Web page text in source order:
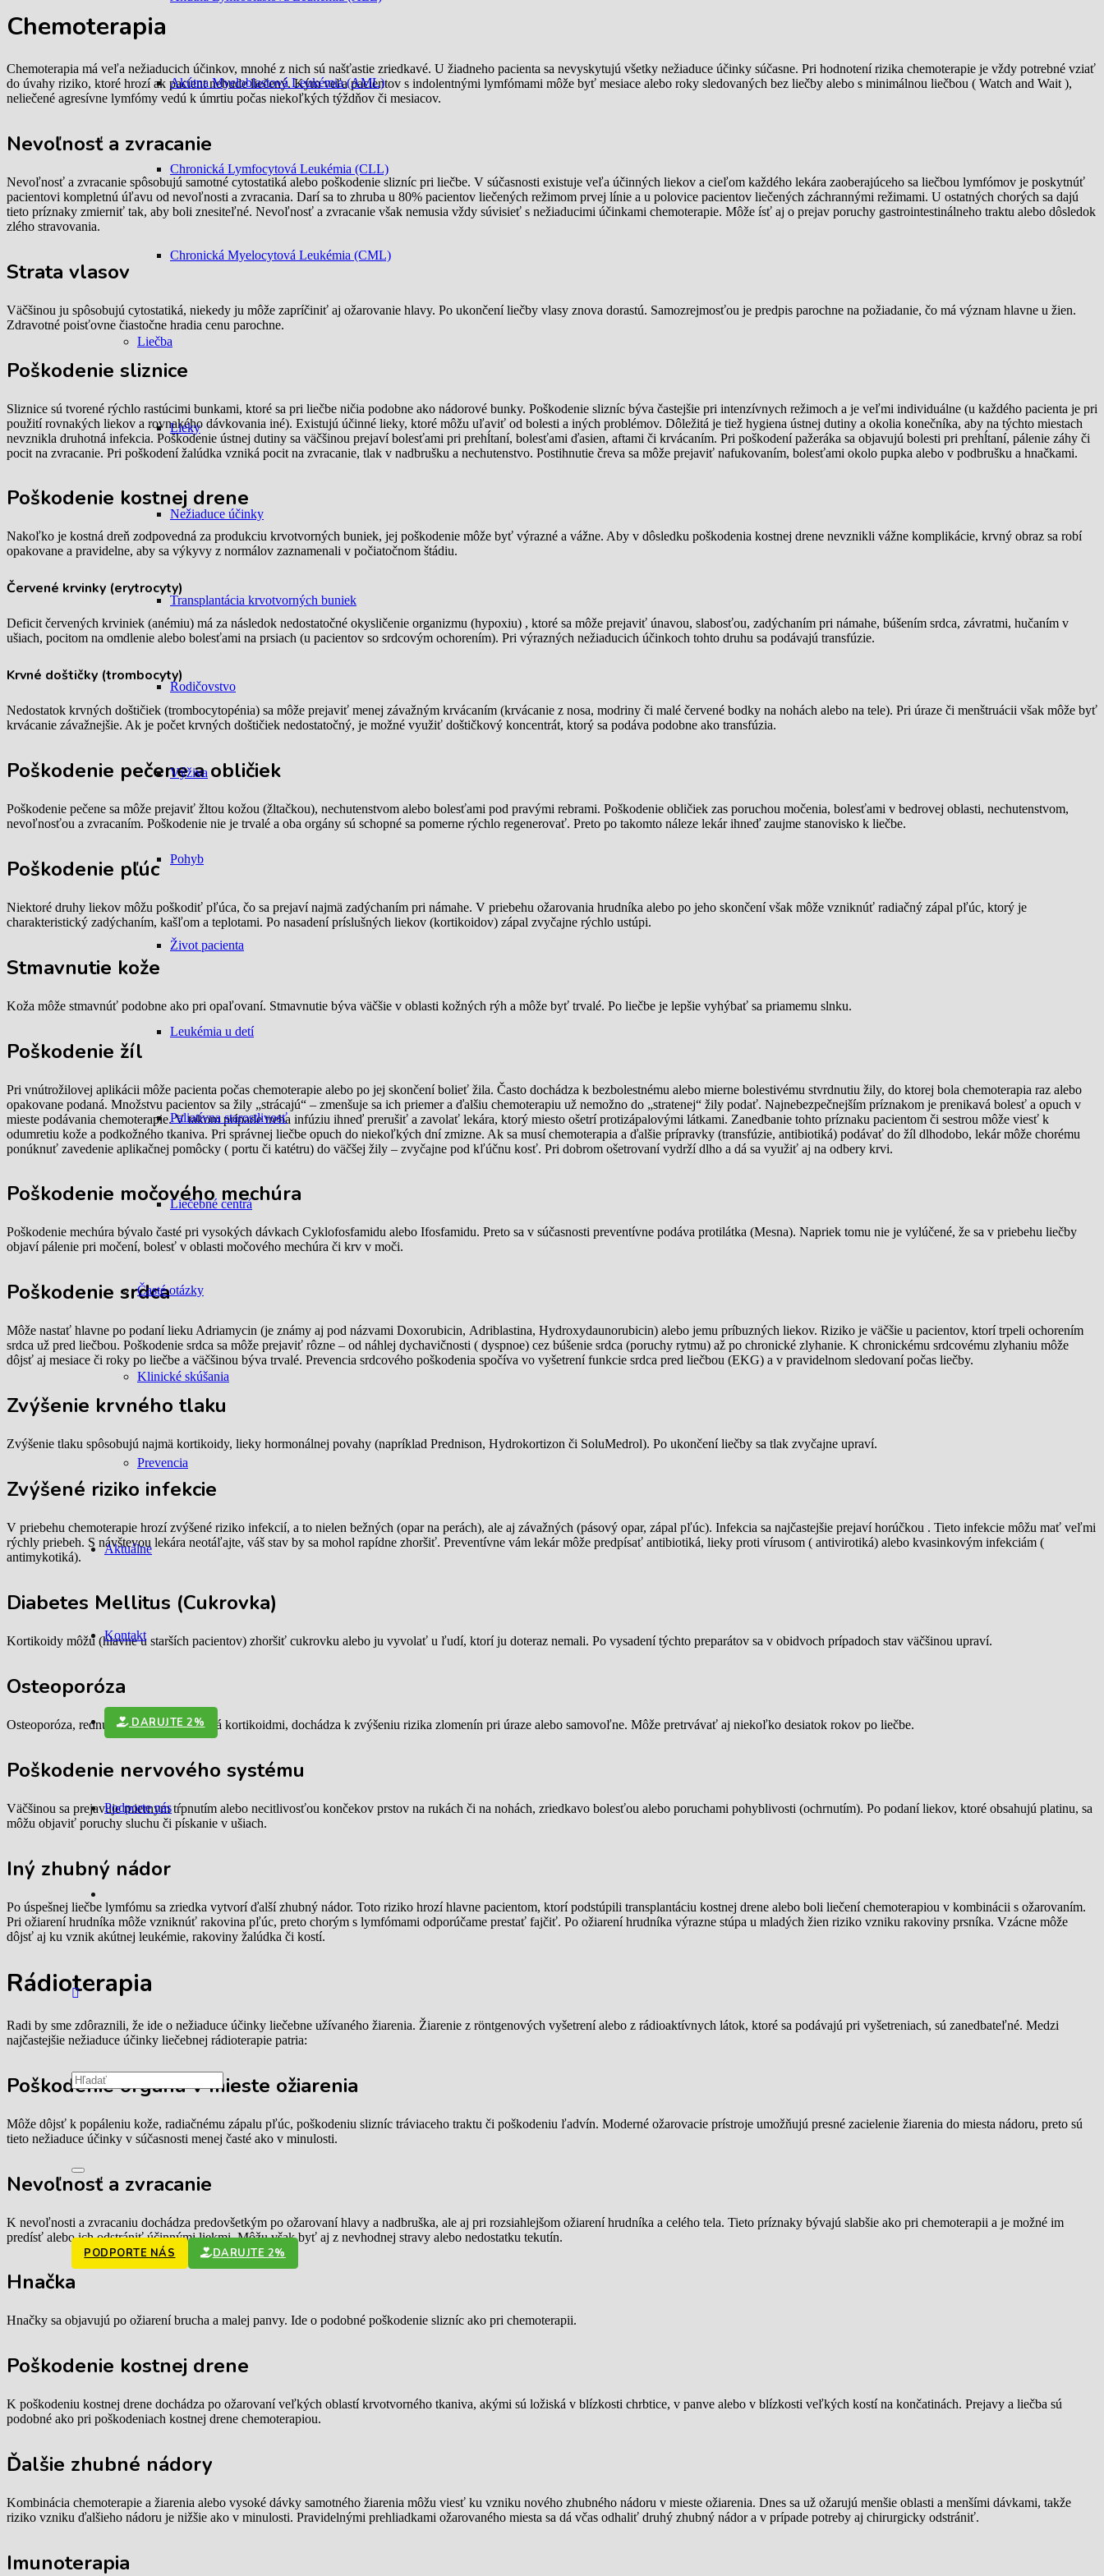
Akútna Myeloblastová Leukémia (AML)
Chronická Lymfocytová Leukémia (CLL)
Chronická Myelocytová Leukémia (CML)
Liečba
Lieky
Nežiaduce účinky
Transplantácia krvotvorných buniek
Rodičovstvo
Výživa
Pohyb
Život pacienta
Leukémia u detí
Paliatívna starostlivosť
Liečebné centrá
Časté otázky
Klinické skúšania
Prevencia
Aktuálne
Kontakt
DARUJTE 2%
Podporte nás
PODPORTE NÁS DARUJTE 2%
Chemoterapia
Chemoterapia má veľa nežiaducich účinkov, mnohé z nich sú našťastie zriedkavé. U žiadneho pacienta sa nevyskytujú všetky nežiaduce účinky súčasne. Pri hodnotení rizika chemoterapie je vždy potrebné vziať
do úvahy riziko, ktoré hrozí ak pacient nebude liečený. Kým veľa pacientov s indolentnými lymfómami môže byť mesiace alebo roky sledovaných bez liečby alebo s minimálnou liečbou ( Watch and Wait ),
neliečené agresívne lymfómy vedú k úmrtiu počas niekoľkých týždňov či mesiacov.
Nevoľnosť a zvracanie
Nevoľnosť a zvracanie spôsobujú samotné cytostatiká alebo poškodenie slizníc pri liečbe. V súčasnosti existuje veľa účinných liekov a cieľom každého lekára zaoberajúceho sa liečbou lymfómov je poskytnúť
pacientovi kompletnú úľavu od nevoľnosti a zvracania. Darí sa to zhruba u 80% pacientov liečených režimom prvej línie a u polovice pacientov liečených záchrannými režimami. U ostatných chorých sa dajú
tieto príznaky zmierniť tak, aby boli znesiteľné. Nevoľnosť a zvracanie však nemusia vždy súvisieť s nežiaducimi účinkami chemoterapie. Môže ísť aj o prejav poruchy gastrointestinálneho traktu alebo dôsledok
zlého stravovania.
Strata vlasov
Väčšinou ju spôsobujú cytostatiká, niekedy ju môže zapríčiniť aj ožarovanie hlavy. Po ukončení liečby vlasy znova dorastú. Samozrejmosťou je predpis parochne na požiadanie, čo má význam hlavne u žien.
Zdravotné poisťovne čiastočne hradia cenu parochne.
Poškodenie sliznice
Sliznice sú tvorené rýchlo rastúcimi bunkami, ktoré sa pri liečbe ničia podobne ako nádorové bunky. Poškodenie slizníc býva častejšie pri intenzívnych režimoch a je veľmi individuálne (u každého pacienta je pri
použití rovnakých liekov a rovnakého dávkovania iné). Existujú účinné lieky, ktoré môžu uľaviť od bolesti a iných problémov. Dôležitá je tiež hygiena ústnej dutiny a okolia konečníka, aby na týchto miestach
nevznikla druhotná infekcia. Poškodenie ústnej dutiny sa väčšinou prejaví bolesťami pri prehĺtaní, bolesťami ďasien, aftami či krvácaním. Pri poškodení pažeráka sa objavujú bolesti pri prehĺtaní, pálenie záhy či
pocit na zvracanie. Pri poškodení žalúdka vzniká pocit na zvracanie, tlak v nadbrušku a nechutenstvo. Postihnutie čreva sa môže prejaviť nafukovaním, bolesťami okolo pupka alebo v podbrušku a hnačkami.
Poškodenie kostnej drene
Nakoľko je kostná dreň zodpovedná za produkciu krvotvorných buniek, jej poškodenie môže byť výrazné a vážne. Aby v dôsledku poškodenia kostnej drene nevznikli vážne komplikácie, krvný obraz sa robí
opakovane a pravidelne, aby sa výkyvy z normálov zaznamenali v počiatočnom štádiu.
Červené krvinky (erytrocyty)
Deficit červených krviniek (anémiu) má za následok nedostatočné okysličenie organizmu (hypoxiu) , ktoré sa môže prejaviť únavou, slabosťou, zadýchaním pri námahe, búšením srdca, závratmi, hučaním v
ušiach, pocitom na omdlenie alebo bolesťami na prsiach (u pacientov so srdcovým ochorením). Pri výrazných nežiaducich účinkoch tohto druhu sa podávajú transfúzie.
Krvné doštičky (trombocyty)
Nedostatok krvných doštičiek (trombocytopénia) sa môže prejaviť menej závažným krvácaním (krvácanie z nosa, modriny či malé červené bodky na nohách alebo na tele). Pri úraze či menštruácii však môže byť
krvácanie závažnejšie. Ak je počet krvných doštičiek nedostatočný, je možné využiť doštičkový koncentrát, ktorý sa podáva podobne ako transfúzia.
Poškodenie pečene a obličiek
Poškodenie pečene sa môže prejaviť žltou kožou (žltačkou), nechutenstvom alebo bolesťami pod pravými rebrami. Poškodenie obličiek zas poruchou močenia, bolesťami v bedrovej oblasti, nechutenstvom,
nevoľnosťou a zvracaním. Poškodenie nie je trvalé a oba orgány sú schopné sa pomerne rýchlo regenerovať. Preto po takomto náleze lekár ihneď zaujme stanovisko k liečbe.
Poškodenie pľúc
Niektoré druhy liekov môžu poškodiť pľúca, čo sa prejaví najmä zadýchaním pri námahe. V priebehu ožarovania hrudníka alebo po jeho skončení však môže vzniknúť radiačný zápal pľúc, ktorý je
charakteristický zadýchaním, kašľom a teplotami. Po nasadení príslušných liekov (kortikoidov) zápal zvyčajne rýchlo ustúpi.
Stmavnutie kože
Koža môže stmavnúť podobne ako pri opaľovaní. Stmavnutie býva väčšie v oblasti kožných rýh a môže byť trvalé. Po liečbe je lepšie vyhýbať sa priamemu slnku.
Poškodenie žíl
Pri vnútrožilovej aplikácii môže pacienta počas chemoterapie alebo po jej skončení bolieť žila. Často dochádza k bezbolestnému alebo mierne bolestivému stvrdnutiu žily, do ktorej bola chemoterapia raz alebo
opakovane podaná. Množstvu pacientov sa žily „strácajú“ – zmenšuje sa ich priemer a ďalšiu chemoterapiu už nemožno do „stratenej“ žily podať. Najnebezpečnejším príznakom je prenikavá bolesť a opuch v
mieste podávania chemoterapie. V takom prípade treba infúziu ihneď prerušiť a zavolať lekára, ktorý miesto ošetrí protizápalovými látkami. Zanedbanie tohto príznaku pacientom či sestrou môže viesť k
odumretiu kože a podkožného tkaniva. Pri správnej liečbe opuch do niekoľkých dní zmizne. Ak sa musí chemoterapia a ďalšie prípravky (transfúzie, antibiotiká) podávať do žíl dlhodobo, lekár môže chorému
ponúknuť zavedenie aplikačnej pomôcky ( portu či katétru) do väčšej žily – zvyčajne pod kľúčnu kosť. Pri dobrom ošetrovaní vydrží dlho a dá sa využiť aj na odbery krvi.
Poškodenie močového mechúra
Poškodenie mechúra bývalo časté pri vysokých dávkach Cyklofosfamidu alebo Ifosfamidu. Preto sa v súčasnosti preventívne podáva protilátka (Mesna). Napriek tomu nie je vylúčené, že sa v priebehu liečby
objaví pálenie pri močení, bolesť v oblasti močového mechúra či krv v moči.
Poškodenie srdca
Môže nastať hlavne po podaní lieku Adriamycin (je známy aj pod názvami Doxorubicin, Adriblastina, Hydroxydaunorubicin) alebo jemu príbuzných liekov. Riziko je väčšie u pacientov, ktorí trpeli ochorením
srdca už pred liečbou. Poškodenie srdca sa môže prejaviť rôzne – od náhlej dychavičnosti ( dyspnoe) cez búšenie srdca (poruchy rytmu) až po chronické zlyhanie. K chronickému srdcovému zlyhaniu môže
dôjsť aj mesiace či roky po liečbe a väčšinou býva trvalé. Prevencia srdcového poškodenia spočíva vo vyšetrení funkcie srdca pred liečbou (EKG) a v pravidelnom sledovaní počas liečby.
Zvýšenie krvného tlaku
Zvýšenie tlaku spôsobujú najmä kortikoidy, lieky hormonálnej povahy (napríklad Prednison, Hydrokortizon či SoluMedrol). Po ukončení liečby sa tlak zvyčajne upraví.
Zvýšené riziko infekcie
V priebehu chemoterapie hrozí zvýšené riziko infekcií, a to nielen bežných (opar na perách), ale aj závažných (pásový opar, zápal pľúc). Infekcia sa najčastejšie prejaví horúčkou . Tieto infekcie môžu mať veľmi
rýchly priebeh. S návštevou lekára neotáľajte, váš stav by sa mohol rapídne zhoršiť. Preventívne vám lekár môže predpísať antibiotiká, lieky proti vírusom ( antivirotiká) alebo kvasinkovým infekciám (
antimykotiká).
Diabetes Mellitus (Cukrovka)
Kortikoidy môžu (hlavne u starších pacientov) zhoršiť cukrovku alebo ju vyvolať u ľudí, ktorí ju doteraz nemali. Po vysadení týchto preparátov sa v obidvoch prípadoch stav väčšinou upraví.
Osteoporóza
Osteoporóza, rednutie kostí, je spôsobená kortikoidmi, dochádza k zvýšeniu rizika zlomenín pri úraze alebo samovoľne. Môže pretrvávať aj niekoľko desiatok rokov po liečbe.
Poškodenie nervového systému
Väčšinou sa prejavuje miernym tŕpnutím alebo necitlivosťou končekov prstov na rukách či na nohách, zriedkavo bolesťou alebo poruchami pohyblivosti (ochrnutím). Po podaní liekov, ktoré obsahujú platinu, sa
môžu objaviť poruchy sluchu či pískanie v ušiach.
Iný zhubný nádor
Po úspešnej liečbe lymfómu sa zriedka vytvorí ďalší zhubný nádor. Toto riziko hrozí hlavne pacientom, ktorí podstúpili transplantáciu kostnej drene alebo boli liečení chemoterapiou v kombinácii s ožarovaním.
Pri ožiarení hrudníka môže vzniknúť rakovina pľúc, preto chorým s lymfómami odporúčame prestať fajčiť. Po ožiarení hrudníka výrazne stúpa u mladých žien riziko vzniku rakoviny prsníka. Vzácne môže
dôjsť aj ku vznik akútnej leukémie, rakoviny žalúdka či kostí.
Rádioterapia
Radi by sme zdôraznili, že ide o nežiaduce účinky liečebne užívaného žiarenia. Žiarenie z röntgenových vyšetrení alebo z rádioaktívnych látok, ktoré sa podávajú pri vyšetreniach, sú zanedbateľné. Medzi
najčastejšie nežiaduce účinky liečebnej rádioterapie patria:
Poškodenie orgánu v mieste ožiarenia
Môže dôjsť k popáleniu kože, radiačnému zápalu pľúc, poškodeniu slizníc tráviaceho traktu či poškodeniu ľadvín. Moderné ožarovacie prístroje umožňujú presné zacielenie žiarenia do miesta nádoru, preto sú
tieto nežiaduce účinky v súčasnosti menej časté ako v minulosti.
Nevoľnosť a zvracanie
K nevoľnosti a zvracaniu dochádza predovšetkým po ožarovaní hlavy a nadbruška, ale aj pri rozsiahlejšom ožiarení hrudníka a celého tela. Tieto príznaky bývajú slabšie ako pri chemoterapii a je možné im
predísť alebo ich odstrániť účinnými liekmi. Môžu však byť aj z nevhodnej stravy alebo nedostatku tekutín.
Hnačka
Hnačky sa objavujú po ožiarení brucha a malej panvy. Ide o podobné poškodenie slizníc ako pri chemoterapii.
Poškodenie kostnej drene
K poškodeniu kostnej drene dochádza po ožarovaní veľkých oblastí krvotvorného tkaniva, akými sú ložiská v blízkosti chrbtice, v panve alebo v blízkosti veľkých kostí na končatinách. Prejavy a liečba sú
podobné ako pri poškodeniach kostnej drene chemoterapiou.
Ďalšie zhubné nádory
Kombinácia chemoterapie a žiarenia alebo vysoké dávky samotného žiarenia môžu viesť ku vzniku nového zhubného nádoru v mieste ožiarenia. Dnes sa už ožarujú menšie oblasti a menšími dávkami, takže
riziko vzniku ďalšieho nádoru je nižšie ako v minulosti. Pravidelnými prehliadkami ožarovaného miesta sa dá včas odhaliť druhý zhubný nádor a v prípade potreby aj chirurgicky odstrániť.
Imunoterapia